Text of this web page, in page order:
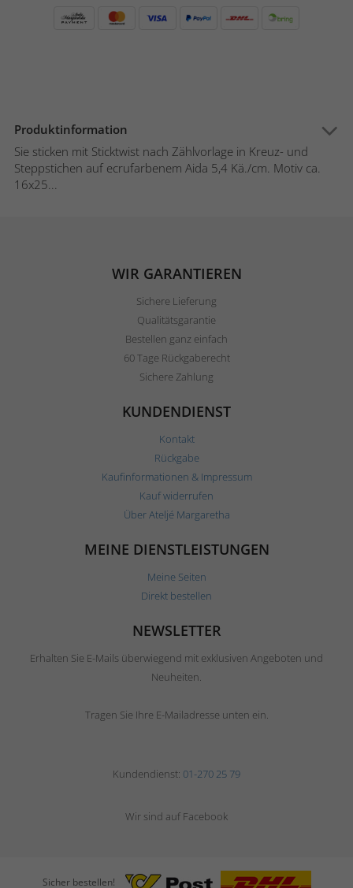
Produktinformation
Sie sticken mit Sticktwist nach Zählvorlage in Kreuz- und
Steppstichen auf ecrufarbenem Aida 5,4 Kä./cm. Motiv ca.
16x25...
WIR GARANTIEREN
Sichere Lieferung
Qualitätsgarantie
Bestellen ganz einfach
60 Tage Rückgaberecht
Sichere Zahlung
KUNDENDIENST
Kontakt
Rückgabe
Kaufinformationen & Impressum
Kauf widerrufen
Über Ateljé Margaretha
MEINE DIENSTLEISTUNGEN
Meine Seiten
Direkt bestellen
NEWSLETTER
Erhalten Sie E-Mails überwiegend mit exklusiven Angeboten und
Neuheiten.
Tragen Sie Ihre E-Mailadresse unten ein.
Kundendienst: 01-270 25 79
Wir sind auf Facebook
Sicher bestellen!